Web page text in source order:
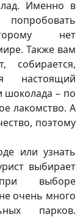
Именно в
нет
Также вам
собирается,
настоящий
шоколада – по
лакомство. А
поэтому
или узнать
выбирает
выборе
очень много
парков.